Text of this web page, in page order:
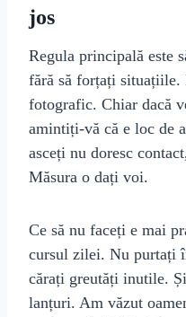
jos
Regula principală este
fără să forțați
fotografic. Chiar dacă
amintiți-vă că e loc de
asceți nu doresc
Măsura o dați voi.
Ce să nu faceți e mai
cursul zilei. Nu purtați
cărați greutăți inutile.
lanțuri. Am văzut